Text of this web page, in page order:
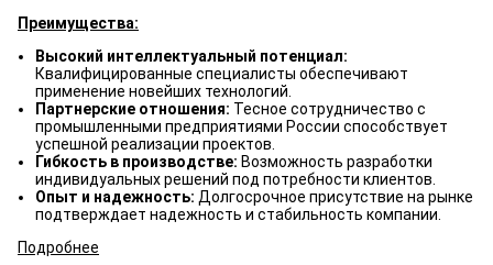
Преимущества:
Высокий интеллектуальный потенциал:
Квалифицированные специалисты обеспечивают
применение новейших технологий.
Партнерские отношения: Тесное сотрудничество с
промышленными предприятиями России способствует
успешной реализации проектов.
Гибкость в производстве: Возможность разработки
индивидуальных решений под потребности клиентов.
Опыт и надежность: Долгосрочное присутствие на рынке
подтверждает надежность и стабильность компании.
Подробнее